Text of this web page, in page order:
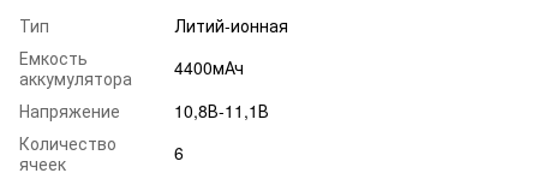
Тип
Литий-ионная
Емкость
аккумулятора
4400мАч
Напряжение
10,8В-11,1В
Количество
ячеек
6